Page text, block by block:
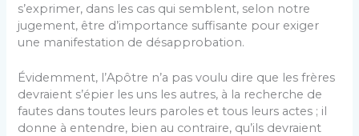
s’exprimer, dans les cas qui semblent, selon notre
jugement, être d’importance suffisante pour exiger
une manifestation de désapprobation.
Évidemment, l’Apôtre n’a pas voulu dire que les frères
devraient s’épier les uns les autres, à la recherche de
fautes dans toutes leurs paroles et tous leurs actes ; il
donne à entendre, bien au contraire, qu’ils devraient